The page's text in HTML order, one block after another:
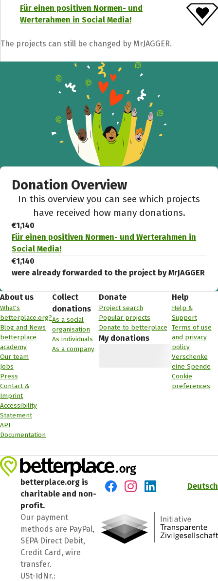
Für einen positiven Normen- und
Werterahmen in Social Media!
The projects can still be changed by MrJAGGER.
Donation Overview
In this overview you can see which projects
have received how many donations.
€1,140
Für einen positiven Normen- und Werterahmen in
Social Media!
€1,140
were already forwarded to the project by MrJAGGER
About us
What's
betterplace.org?
Blog and News
betterplace
academy
Our team
Jobs
Press
Contact &
Imprint
Accessibility
Statement
API
Documentation
Collect
donations
As a social
organisation
As individuals
As a company
Donate
Project search
Popular projects
Donate to betterplace
My donations
Help
Help &
Support
Terms of use
and privacy
policy
Verschenke
eine Spende
Cookie
preferences
betterplace.org is
charitable and non-
profit.
Our payment
methods are PayPal,
SEPA Direct Debit,
Credit Card, wire
transfer.
USt-IdNr.:
Deutsch